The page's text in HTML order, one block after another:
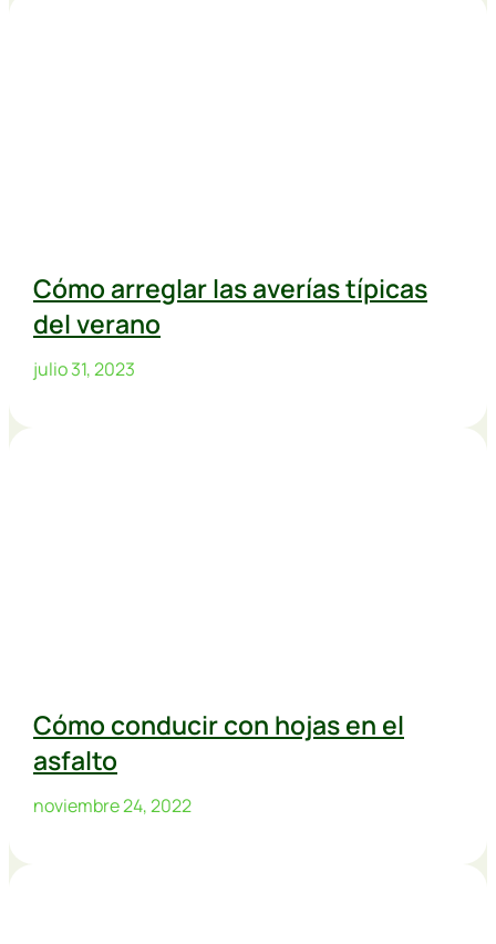
Cómo arreglar las averías típicas
del verano
julio 31, 2023
Cómo conducir con hojas en el
asfalto
noviembre 24, 2022